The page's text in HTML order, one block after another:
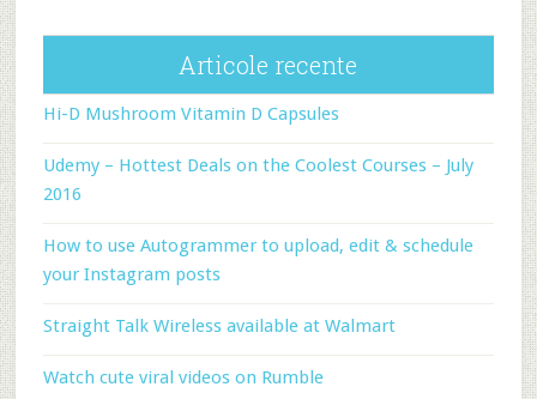
Articole recente
Hi-D Mushroom Vitamin D Capsules
Udemy – Hottest Deals on the Coolest Courses – July
2016
How to use Autogrammer to upload, edit & schedule
your Instagram posts
Straight Talk Wireless available at Walmart
Watch cute viral videos on Rumble